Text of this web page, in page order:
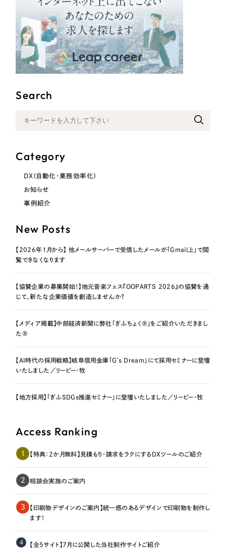
Search
Category
DX（自動化・業務効率化）
お知らせ
事例紹介
New Posts
【2026年1月から】 他メールサーバーで受信したメールが「Gmail上」で閲
覧できなくなります
【協賛企業の募集開始！】地元音楽フェス『OOPARTS 2026』の協賛を通
じて、新たな企業価値を創造しませんか？
【メディア掲載】中部経済新聞に弊社「ぎふちょく®」をご紹介いただきまし
た®
【AI時代の採用戦略】岐阜信用金庫「G’s Dream」にて採用セミナーに登壇
いたしました／リーピー・牧
【地方採用】「ぎふSDGs推進セミナー」に登壇いたしました／リーピー・牧
Access Ranking
1 【特典：2か月無料】見積もり・請求をラクにするDXツールのご紹介
2 相談会実施のご案内
3
【印刷物デザインのご案内】統一感のあるデザインで印刷物を制作し
ます！
4 【全5サイト】7月に公開した当社制作サイトご紹介